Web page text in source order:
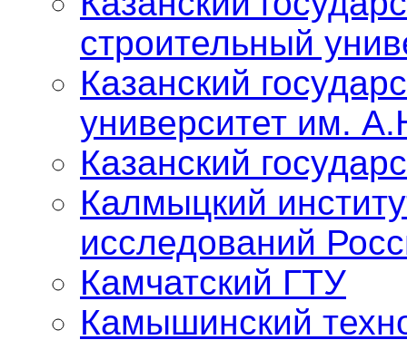
строительный
Казанский
университет им.
Казанский
Калмыцкий
исследований
Камчатский ГТУ
Камышинский